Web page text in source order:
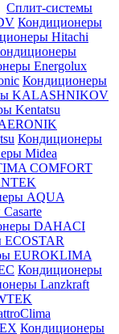
Сплит-системы
Кондиционеры
Hitachi
Energolux
Кондиционеры
KALASHNIKOV
Kentatsu
Кондиционеры
Midea
COMFORT
AQUA
DAHACI
EUROKLIMA
Кондиционеры
Lanzkraft
Кондиционеры